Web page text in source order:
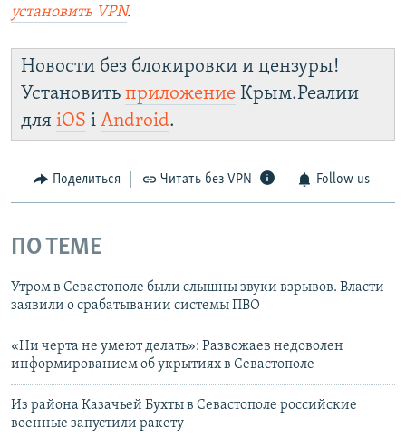
установить VPN.
Новости без блокировки и цензуры!
Установить приложение Крым.Реалии
для iOS і Android.
Поделиться Читать без VPN Follow us
ПО ТЕМЕ
Утром в Севастополе были слышны звуки взрывов. Власти
заявили о срабатывании системы ПВО
«Ни черта не умеют делать»: Развожаев недоволен
информированием об укрытиях в Севастополе
Из района Казачьей Бухты в Севастополе российские
военные запустили ракету